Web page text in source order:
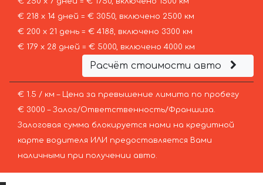
€ 218 х 14 дней = € 3050, включено 2500 км
€ 200 х 21 день = € 4188, включено 3300 км
€ 179 х 28 дней = € 5000, включено 4000 км
Расчёт стоимости авто
€ 1.5 / км – Цена за превышение лимита по пробегу
€ 3000 – Залог/Ответственность/Франшиза.
Залоговая сумма блокируется нами на кредитной
карте водителя ИЛИ предоставляется Вами
наличными при получении авто.